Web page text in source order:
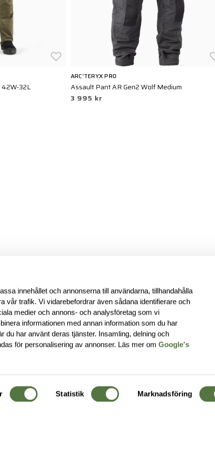
innehållet och annonserna till användarna, tillhandahålla
vår trafik. Vi vidarebefordrar även sådana identifierare och
medier och annons- och analysföretag som vi
informationen med annan information som du har
du har använt deras tjänster. Insamling, delning och
för personalisering av annonser. Läs mer omGoogle's
Statistik Marknadsföring
42W-32L
ARC'TERYX PRO
Assault Pant AR Gen2 Wolf Medium
3 995 kr